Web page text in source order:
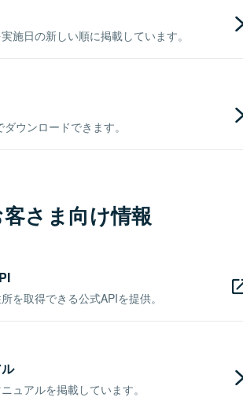
施日の新しい順に掲載しています。
ウンロードできます。
さま向け情報
を取得できる公式APIを提供。
ュアルを掲載しています。